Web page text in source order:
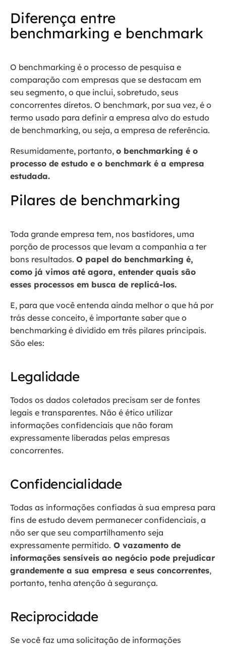
Diferença entre
benchmarking e benchmark
O benchmarking é o processo de pesquisa e
comparação com empresas que se destacam em
seu segmento, o que inclui, sobretudo, seus
concorrentes diretos. O benchmark, por sua vez, é o
termo usado para definir a empresa alvo do estudo
de benchmarking, ou seja, a empresa de referência.
Resumidamente, portanto, o benchmarking é o
processo de estudo e o benchmark é a empresa
estudada.
Pilares de benchmarking
Toda grande empresa tem, nos bastidores, uma
porção de processos que levam a companhia a ter
bons resultados. O papel do benchmarking é,
como já vimos até agora, entender quais são
esses processos em busca de replicá-los.
E, para que você entenda ainda melhor o que há por
trás desse conceito, é importante saber que o
benchmarking é dividido em três pilares principais.
São eles:
Legalidade
Todos os dados coletados precisam ser de fontes
legais e transparentes. Não é ético utilizar
informações confidenciais que não foram
expressamente liberadas pelas empresas
concorrentes.
Confidencialidade
Todas as informações confiadas à sua empresa para
fins de estudo devem permanecer confidenciais, a
não ser que seu compartilhamento seja
expressamente permitido. O vazamento de
informações sensíveis ao negócio pode prejudicar
grandemente a sua empresa e seus concorrentes,
portanto, tenha atenção à segurança.
Reciprocidade
Se você faz uma solicitação de informações